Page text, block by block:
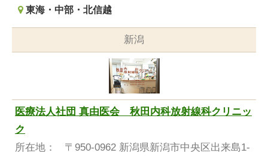
東海・中部・北信越
新潟
医療法人社団 真由医会 秋田内科放射線科クリニッ
ク
所在地：
〒950-0962 新潟県新潟市中央区出来島1-